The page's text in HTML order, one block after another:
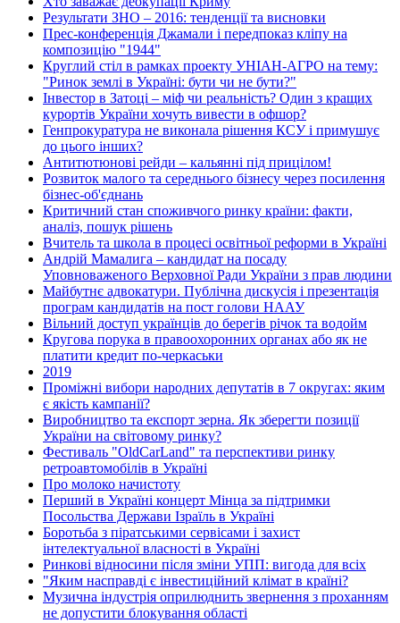
Результати ЗНО – 2016: тенденції та висновки
Прес-конференція Джамали і передпоказ кліпу на
композицію "1944"
Круглий стіл в рамках проекту УНІАН-АГРО на тему:
"Ринок землі в Україні: бути чи не бути?"
Інвестор в Затоці – міф чи реальність? Один з кращих
курортів України хочуть вивести в офшор?
Генпрокуратура не виконала рішення КСУ і примушує
до цього інших?
Антитютюнові рейди – кальянні під прицілом!
Розвиток малого та середнього бізнесу через посилення
бізнес-об'єднань
Критичний стан споживчого ринку країни: факти,
аналіз, пошук рішень
Вчитель та школа в процесі освітньої реформи в Україні
Андрій Мамалига – кандидат на посаду
Уповноваженого Верховної Ради України з прав людини
Майбутнє адвокатури. Публічна дискусія і презентація
програм кандидатів на пост голови НААУ
Вільний доступ українців до берегів річок та водойм
Кругова порука в правоохоронних органах або як не
платити кредит по-черкаськи
2019
Проміжні вибори народних депутатів в 7 округах: яким
є якість кампанії?
Виробництво та експорт зерна. Як зберегти позиції
України на світовому ринку?
Фестиваль "OldCarLand" та перспективи ринку
ретроавтомобілів в Україні
Про молоко начистоту
Перший в Україні концерт Мінца за підтримки
Посольства Держави Ізраїль в Україні
Боротьба з піратськими сервісами і захист
інтелектуальної власності в Україні
Ринкові відносини після зміни УПП: вигода для всіх
"Яким насправді є інвестиційний клімат в країні?
Музична індустрія оприлюднить звернення з проханням
не допустити блокування області